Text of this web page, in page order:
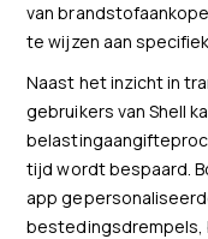
van
te wijzen aan
Naast het inzicht in
gebruikers van Shell
tijd wordt bespaard.
app
bestedingsdrempels,